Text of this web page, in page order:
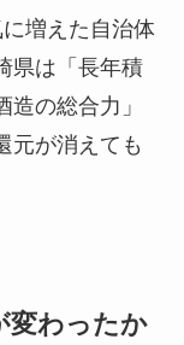
増えた自治体
県は「長年積
の総合力」
元が消えても
変わったか